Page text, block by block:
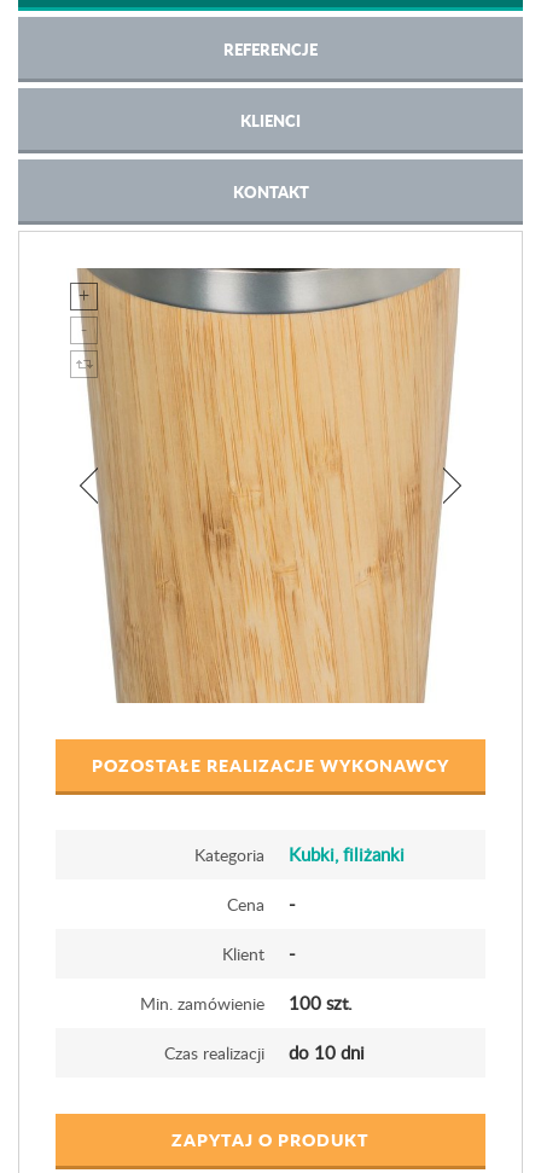
REFERENCJE
KLIENCI
KONTAKT
POZOSTAŁE REALIZACJE WYKONAWCY
Kategoria Kubki, filiżanki
Cena -
Klient -
Min. zamówienie 100 szt.
Czas realizacji do 10 dni
ZAPYTAJ O PRODUKT